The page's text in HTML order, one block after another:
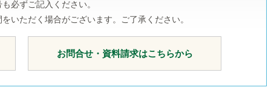
必ずご記入ください。
いただく場合がございます。ご了承ください。
お問合せ・資料請求はこちらから